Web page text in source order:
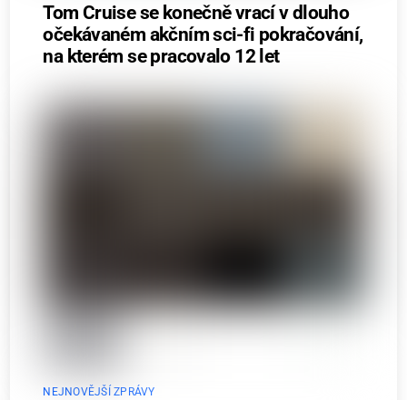
Tom Cruise se konečně vrací v dlouho
očekávaném akčním sci-fi pokračování,
na kterém se pracovalo 12 let
NEJNOVĚJŠÍ ZPRÁVY